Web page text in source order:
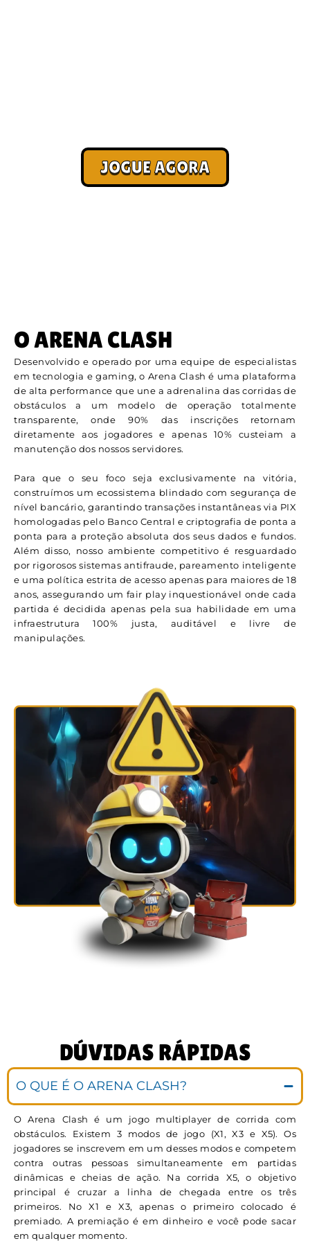
JOGUE AGORA
O ARENA CLASH
Desenvolvido e operado por uma equipe de especialistas
em tecnologia e gaming, o Arena Clash é uma plataforma
de alta performance que une a adrenalina das corridas de
obstáculos a um modelo de operação totalmente
transparente, onde 90% das inscrições retornam
diretamente aos jogadores e apenas 10% custeiam a
manutenção dos nossos servidores.
Para que o seu foco seja exclusivamente na vitória,
construímos um ecossistema blindado com segurança de
nível bancário, garantindo transações instantâneas via PIX
homologadas pelo Banco Central e criptografia de ponta a
ponta para a proteção absoluta dos seus dados e fundos.
Além disso, nosso ambiente competitivo é resguardado
por rigorosos sistemas antifraude, pareamento inteligente
e uma política estrita de acesso apenas para maiores de 18
anos, assegurando um fair play inquestionável onde cada
partida é decidida apenas pela sua habilidade em uma
infraestrutura 100% justa, auditável e livre de
manipulações.
DÚVIDAS RÁPIDAS
O QUE É O ARENA CLASH?
O Arena Clash é um jogo multiplayer de corrida com
obstáculos. Existem 3 modos de jogo (X1, X3 e X5). Os
jogadores se inscrevem em um desses modos e competem
contra outras pessoas simultaneamente em partidas
dinâmicas e cheias de ação. Na corrida X5, o objetivo
principal é cruzar a linha de chegada entre os três
primeiros. No X1 e X3, apenas o primeiro colocado é
premiado. A premiação é em dinheiro e você pode sacar
em qualquer momento.